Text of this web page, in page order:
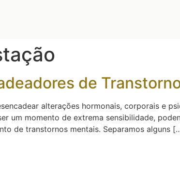
de
alterações hormonais, corporais e
um momento de extrema sensibilidade,
de transtornos mentais. Separamos alguns